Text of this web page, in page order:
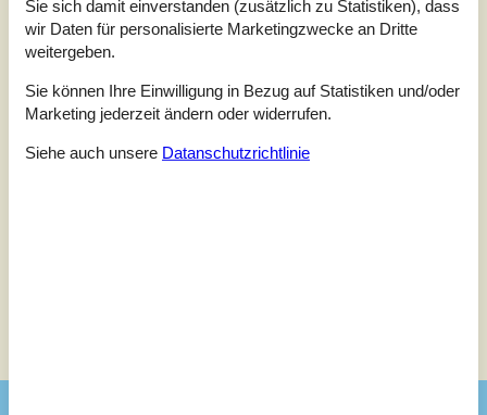
4 (2)
3
2
1
Kommentare
Keine Bewertungen haben Kommentare auf Deutsch
Sie sich damit einverstanden (zusätzlich zu Statistiken), dass
wir Daten für personalisierte Marketingzwecke an Dritte
weitergeben.
Sie können Ihre Einwilligung in Bezug auf Statistiken und/oder
Marketing jederzeit ändern oder widerrufen.
Siehe auch unsere Datanschutzrichtlinie